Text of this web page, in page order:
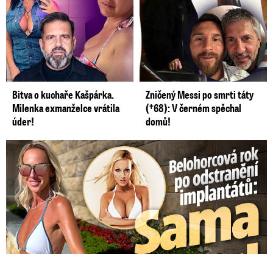
Bitva o kuchaře Kašpárka.
Milenka exmanželce vrátila
úder!
Zničený Messi po smrti táty
(†68): V černém spěchal
domů!
Belohorcová rok po odstranění implantátů: Konečně sama sebou